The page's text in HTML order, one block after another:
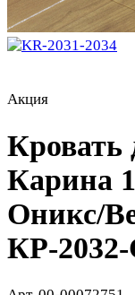
Акция
Кровать
Карина
Оникс/
КР-